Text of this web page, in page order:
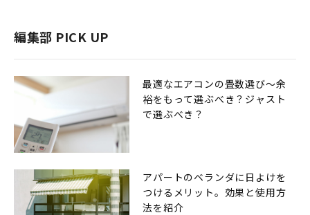
編集部 PICK UP
最適なエアコンの畳数選び〜余
裕をもって選ぶべき？ジャスト
で選ぶべき？
アパートのベランダに日よけを
つけるメリット。効果と使用方
法を紹介